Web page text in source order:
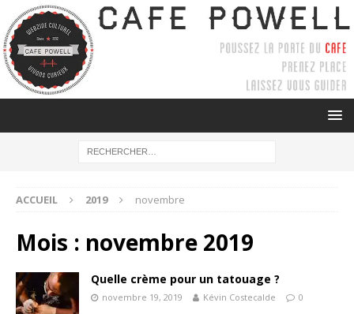
ACCUEIL 2019 novembre
Mois : novembre 2019
Quelle crème pour un tatouage ?
novembre 19, 2019 Kévin Costecalde 0